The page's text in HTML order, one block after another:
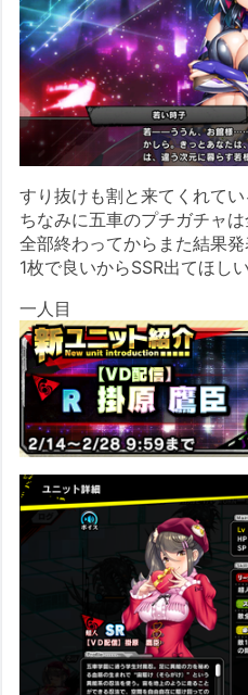
すり抜けも割と来てくれてい
ちなみに五車のプチガチャ
全部終わってからまた結果
1枚で良いからSSR出てほし
一人目